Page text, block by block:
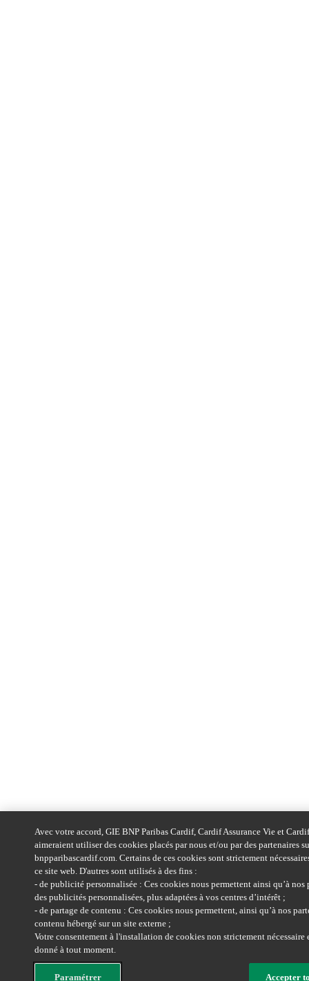
Avec votre accord, GIE BNP Paribas Cardif, Cardif Assurance Vie et
aimeraient utiliser des cookies placés par nous et/ou par des partenaires
bnpparibascardif.com. Certains de ces cookies sont strictement
ce site web. D'autres sont utilisés à des fins :
- de publicité personnalisée : Ces cookies nous permettent ainsi qu’à nos
des publicités personnalisées, plus adaptées à vos centres d’intérêt ;
- de partage de contenu : Ces cookies nous permettent, ainsi qu’à nos
contenu hébergé sur un site externe ;
Votre consentement à l'installation de cookies non strictement nécessaire
donné à tout moment.
Paramétrer Accepter